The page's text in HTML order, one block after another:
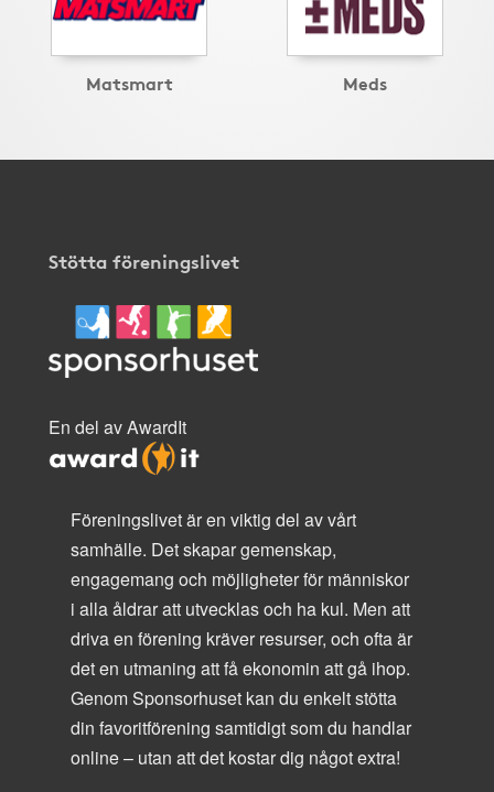
Matsmart Meds
Stötta föreningslivet
En del av AwardIt
Föreningslivet är en viktig del av vårt
samhälle. Det skapar gemenskap,
engagemang och möjligheter för människor
i alla åldrar att utvecklas och ha kul. Men att
driva en förening kräver resurser, och ofta är
det en utmaning att få ekonomin att gå ihop.
Genom Sponsorhuset kan du enkelt stötta
din favoritförening samtidigt som du handlar
online – utan att det kostar dig något extra!